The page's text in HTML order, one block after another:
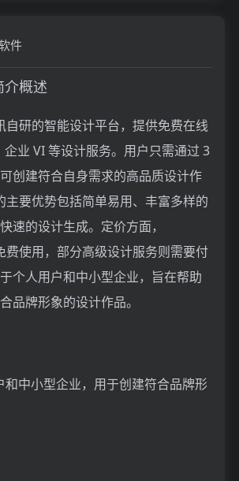
件
概述
研的智能设计平台，提供免费在线
业 VI 等设计服务。用户只需通过 3
创建符合自身需求的高品质设计作
主要优势包括简单易用、丰富多样的
速的设计生成。定价方面，
使用，部分高级设计服务则需要付
个人用户和中小型企业，旨在帮助
品牌形象的设计作品。
和中小型企业，用于创建符合品牌形